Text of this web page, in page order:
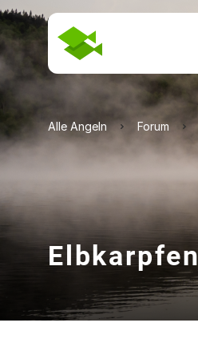
Alle Angeln Forum
Elbkarpfen